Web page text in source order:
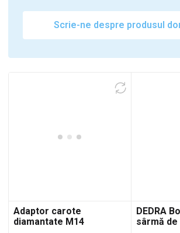
Scrie-ne despre produsul
Adaptor carote
diamantate M14
DEDRA
sârmă de